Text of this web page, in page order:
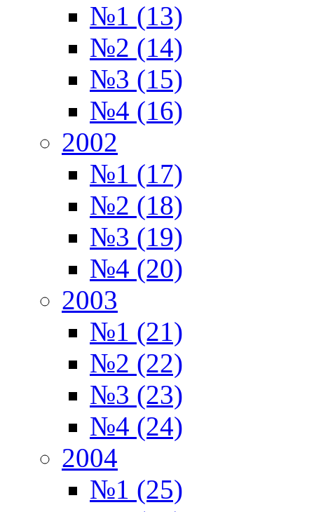
№1 (13)
№2 (14)
№3 (15)
№4 (16)
2002
№1 (17)
№2 (18)
№3 (19)
№4 (20)
2003
№1 (21)
№2 (22)
№3 (23)
№4 (24)
2004
№1 (25)